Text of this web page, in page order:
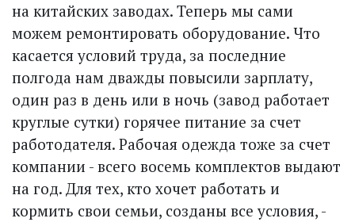
на китайских заводах. Теперь мы сами
можем ремонтировать оборудование. Что
касается условий труда, за последние
полгода нам дважды повысили зарплату,
один раз в день или в ночь (завод работает
круглые сутки) горячее питание за счет
работодателя. Рабочая одежда тоже за счет
компании - всего восемь комплектов выдают
на год. Для тех, кто хочет работать и
кормить свои семьи, созданы все условия, -